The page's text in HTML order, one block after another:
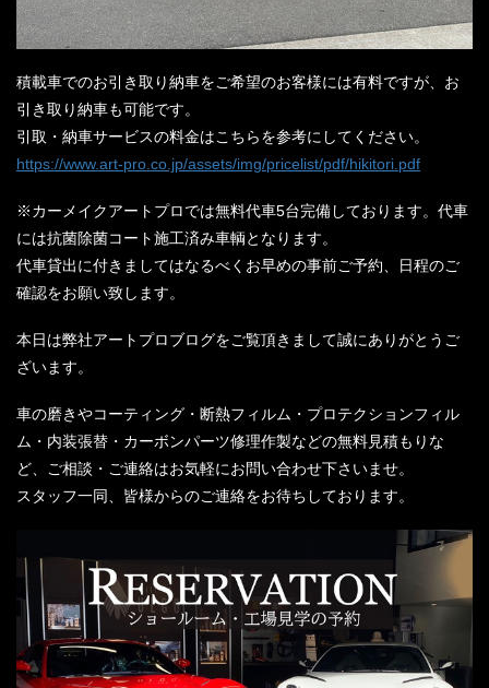
積載車でのお引き取り納車をご希望のお客様には有料ですが、お
引き取り納車も可能です。
引取・納車サービスの料金はこちらを参考にしてください。
https://www.art-pro.co.jp/assets/img/pricelist/pdf/hikitori.pdf
※カーメイクアートプロでは無料代車5台完備しております。代車
には抗菌除菌コート施工済み車輌となります。
代車貸出に付きましてはなるべくお早めの事前ご予約、日程のご
確認をお願い致します。
本日は弊社アートプロブログをご覧頂きまして誠にありがとうご
ざいます。
車の磨きやコーティング・断熱フィルム・プロテクションフィル
ム・内装張替・カーボンパーツ修理作製などの無料見積もりな
ど、ご相談・ご連絡はお気軽にお問い合わせ下さいませ。
スタッフ一同、皆様からのご連絡をお待ちしております。